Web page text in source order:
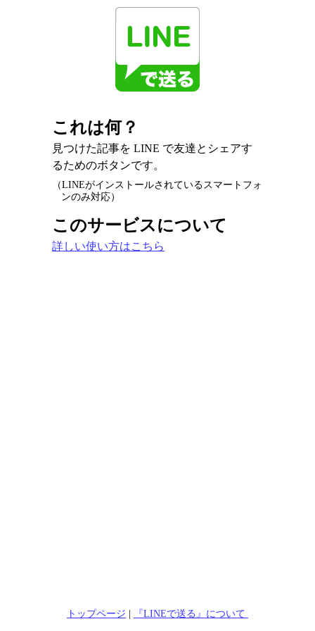
これは何？
見つけた記事を LINE で友達とシェアす
るためのボタンです。
（LINEがインストールされているスマートフォ
ンのみ対応）
このサービスについて
詳しい使い方はこちら
トップページ | 『LINEで送る』について